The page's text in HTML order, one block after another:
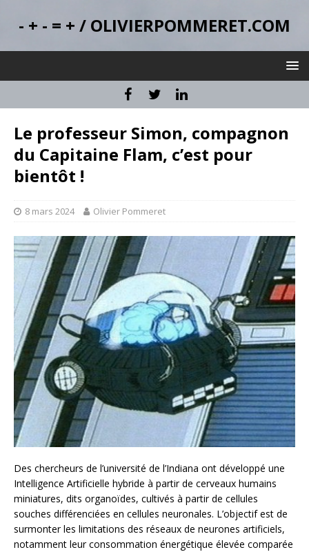
- + - = + / OLIVIERPOMMERET.COM
Le professeur Simon, compagnon
du Capitaine Flam, c’est pour
bientôt !
8 mars 2024 Olivier Pommeret
Des chercheurs de l’université de l’Indiana ont développé une
Intelligence Artificielle hybride à partir de cerveaux humains
miniatures, dits organoïdes, cultivés à partir de cellules
souches différenciées en cellules neuronales. L’objectif est de
surmonter les limitations des réseaux de neurones artificiels,
notamment leur consommation énergétique élevée comparée